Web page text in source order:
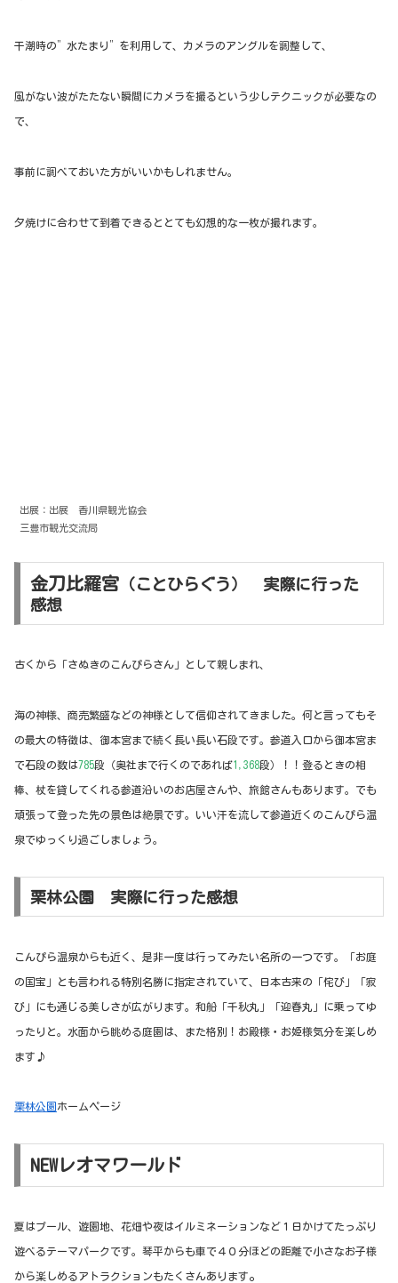
干潮時の”水たまり”を利用して、カメラのアングルを調整して、
風がない波がたたない瞬間にカメラを撮るという少しテクニックが必要なの
で、
事前に調べておいた方がいいかもしれません。
夕焼けに合わせて到着できるととても幻想的な一枚が撮れます。
出展：出展 香川県観光協会
三豊市観光交流局
金刀比羅宮（ことひらぐう） 実際に行った
感想
古くから「さぬきのこんぴらさん」として親しまれ、
海の神様、商売繁盛などの神様として信仰されてきました。何と言ってもそ
の最大の特徴は、御本宮まで続く長い長い石段です。参道入口から御本宮ま
で石段の数は785段（奥社まで行くのであれば1,368段）！！登るときの相
棒、杖を貸してくれる参道沿いのお店屋さんや、旅館さんもあります。でも
頑張って登った先の景色は絶景です。いい汗を流して参道近くのこんぴら温
泉でゆっくり過ごしましょう。
栗林公園 実際に行った感想
こんぴら温泉からも近く、是非一度は行ってみたい名所の一つです。「お庭
の国宝」とも言われる特別名勝に指定されていて、日本古来の「侘び」「寂
び」にも通じる美しさが広がります。 和船「千秋丸」「迎春丸」に乗ってゆ
ったりと。水面から眺める庭園は、また格別！お殿様・お姫様気分を楽しめ
ます♪
栗林公園 ホームページ
NEWレオマワールド
夏はプール、遊園地、花畑や夜はイルミネーションなど１日かけてたっぷり
遊べるテーマパークです。琴平からも車で４０分ほどの距離で小さなお子様
から楽しめるアトラクションもたくさんあります。